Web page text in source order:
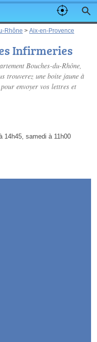
Rhône > Aix-en-Provence
Infirmeries
Bouches-du-Rhône,
trouverez une boite jaune à
envoyer vos lettres et
14h45, samedi à 11h00